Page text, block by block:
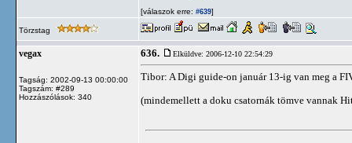
[válaszok erre: #639]
Törzstag
vegax
Tagság: 2002-09-13 00:00:00
Tagszám: #289
Hozzászólások: 340
636. Elküldve: 2006-12-10 22:54:29
Tibor: A Digi guide-on január 13-ig van meg a
(mindemellett a doku csatornák tömve vannak